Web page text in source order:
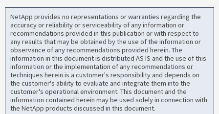
NetApp provides no representations or warranties regarding the
accuracy or reliability or serviceability of any information or
recommendations provided in this publication or with respect to
any results that may be obtained by the use of the information or
observance of any recommendations provided herein. The
information in this document is distributed AS IS and the use of this
information or the implementation of any recommendations or
techniques herein is a customer's responsibility and depends on
the customer's ability to evaluate and integrate them into the
customer's operational environment. This document and the
information contained herein may be used solely in connection with
the NetApp products discussed in this document.